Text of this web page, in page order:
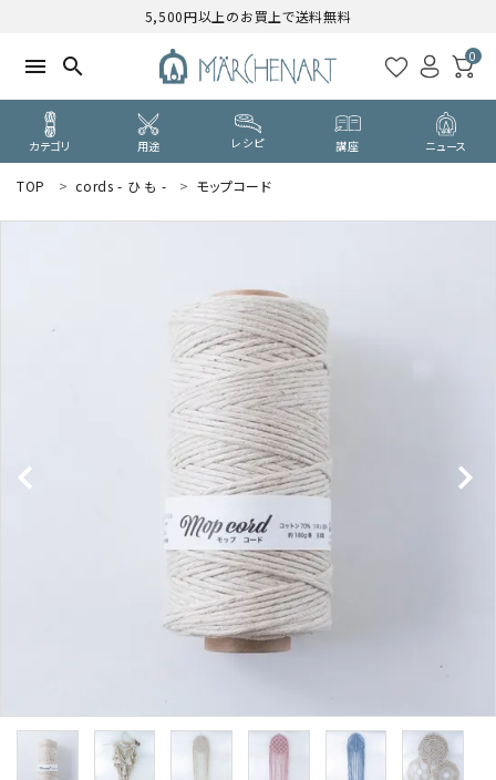
5,500円以上のお買上で送料無料
menu search 0
カテゴリ 用途 レシピ 講座 ニュース
新規会員登録
PURPOSE
SHOP
店舗
TOP cords - ひ も - モップコード